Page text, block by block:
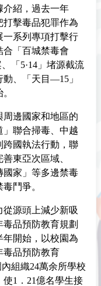
介紹，過去一年
打擊毒品犯罪作為
一系列專項打擊行
合「百城禁毒會
「5·14」堵源截流
、「天目—15」
周邊國家和地區的
聯合掃毒、中越
跨國執法行動，聯
東亞次區域、
國家」等多邊禁毒
鬥爭。
從源頭上減少新吸
毒品預防教育規劃
年開始，以校園為
毒品預防教育
組織24萬余所學校
使1．21億名學生接